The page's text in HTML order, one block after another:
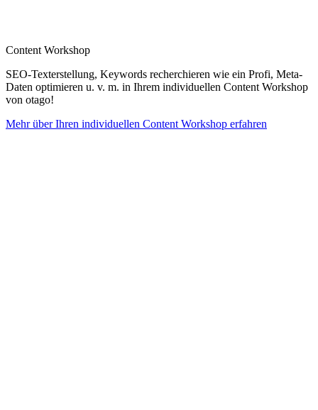
Content Workshop
SEO-Texterstellung, Keywords recherchieren wie ein Profi, Meta-
Daten optimieren u. v. m. in Ihrem individuellen Content Workshop
von otago!
Mehr über Ihren individuellen Content Workshop erfahren